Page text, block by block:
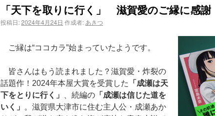
「天下を取りに行く」 滋賀愛のご縁に感謝
投稿日:2024年4月24日 作成者: あきつ
ご縁は“ココカラ”始まっていたようです。
皆さんはもう読まれました？滋賀愛・炸裂の
話題作！2024年本屋大賞を受賞した
「成瀬は天
下をとりに行く」
、続編の 「成瀬は信じた道を
いく」
。滋賀県大津市に住む主人公・成瀬あか